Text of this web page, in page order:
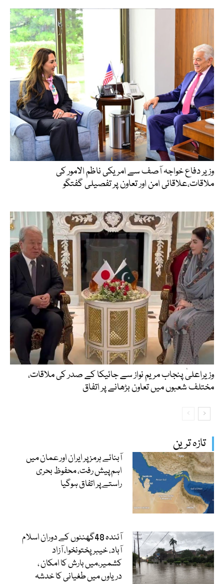
تازہ ترین
آبنائے ہرمز پر ایران اور عمان میں
اہم پیش رفت، محفوظ بحری
راستے پر اتفاق ہوگیا
آئندہ 48گھنٹوں کے دوران اسلام
آباد، خیبرپختونخوا، آزاد
کشمیر،میں بارش کا امکان ،
دریاوں میں طغیانی کا خدشہ
وزیر دفاع خواجہ آصف سے امریکی ناظم الامور کی
ملاقات،علاقائی امن اور تعاون پر تفصیلی گفتگو
وزیراعلیٰ پنجاب مریم نواز سے جائیکا کے صدر کی ملاقات،
مختلف شعبوں میں تعاون بڑھانے پر اتفاق